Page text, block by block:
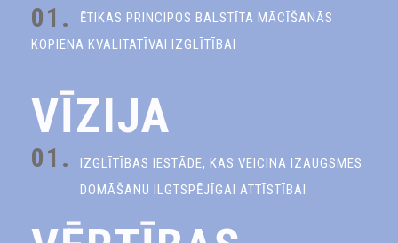
01.
ĒTIKAS PRINCIPOS BALSTĪTA MĀCĪŠANĀS
KOPIENA KVALITATĪVAI IZGLĪTĪBAI
VĪZIJA
01.
IZGLĪTĪBAS IESTĀDE, KAS VEICINA IZAUGSMES
DOMĀŠANU ILGTSPĒJĪGAI ATTĪSTĪBAI